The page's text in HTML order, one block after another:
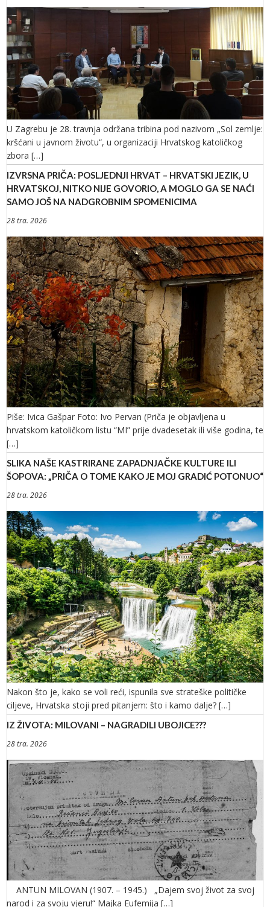
U Zagrebu je 28. travnja održana tribina pod nazivom „Sol zemlje:
kršćani u javnom životu“, u organizaciji Hrvatskog katoličkog
zbora […]
IZVRSNA PRIČA: POSLJEDNJI HRVAT – HRVATSKI JEZIK, U
HRVATSKOJ, NITKO NIJE GOVORIO, A MOGLO GA SE NAĆI
SAMO JOŠ NA NADGROBNIM SPOMENICIMA
28 tra. 2026
Piše: Ivica Gašpar Foto: Ivo Pervan (Priča je objavljena u
hrvatskom katoličkom listu “MI” prije dvadesetak ili više godina, te
[…]
SLIKA NAŠE KASTRIRANE ZAPADNJAČKE KULTURE ILI
ŠOPOVA: „PRIČA O TOME KAKO JE MOJ GRADIĆ POTONUO“
28 tra. 2026
Nakon što je, kako se voli reći, ispunila sve strateške političke
ciljeve, Hrvatska stoji pred pitanjem: što i kamo dalje? […]
IZ ŽIVOTA: MILOVANI – NAGRADILI UBOJICE???
28 tra. 2026
ANTUN MILOVAN (1907. – 1945.) „Dajem svoj život za svoj
narod i za svoju vjeru!“ Majka Eufemija […]